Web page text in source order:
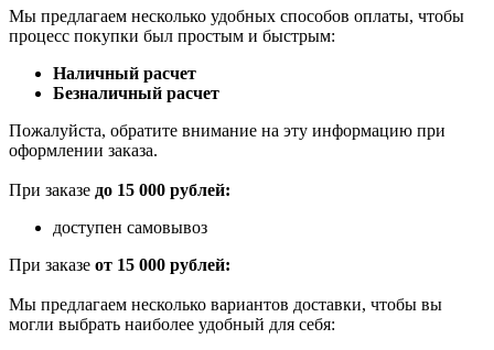
Мы предлагаем несколько удобных способов оплаты, чтобы
процесс покупки был простым и быстрым:
Наличный расчет
Безналичный расчет
Пожалуйста, обратите внимание на эту информацию при
оформлении заказа.
При заказе до 15 000 рублей:
доступен самовывоз
При заказе от 15 000 рублей:
Мы предлагаем несколько вариантов доставки, чтобы вы
могли выбрать наиболее удобный для себя: